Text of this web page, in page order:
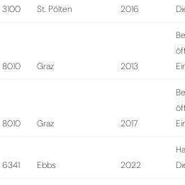
3100 St. Pölten 2016
8010 Graz 2013
8010 Graz 2017
6341 Ebbs 2022